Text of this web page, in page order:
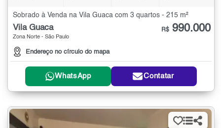
Sobrado à Venda na Vila Guaca com 3 quartos - 215 m²
Vila Guaca
Zona Norte - São Paulo
Endereço no círculo do mapa
R$ 990.000
WhatsApp Contatar